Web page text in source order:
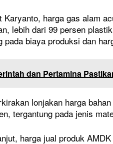
Karyanto, harga gas alam
lebih dari 99 persen
pada biaya produksi dan
dan Pertamina
lonjakan harga
tergantung pada jenis
harga jual produk